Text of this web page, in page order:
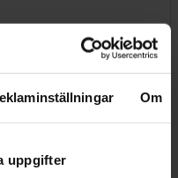
Om
uppgifter